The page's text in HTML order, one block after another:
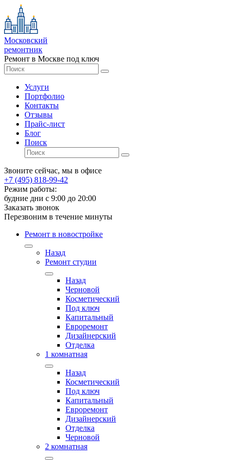
Московский
ремонтник
Ремонт в Москве под ключ
Услуги
Портфолио
Контакты
Отзывы
Прайс-лист
Блог
Поиск
Звоните сейчас, мы в офисе
+7 (495) 818-99-42
Режим работы:
будние дни с 9:00 до 20:00
Заказать звонок
Перезвоним в течение минуты
Ремонт в новостройке
Назад
Ремонт студии
Назад
Черновой
Косметический
Под ключ
Капитальный
Евроремонт
Дизайнерский
Отделка
1 комнатная
Назад
Косметический
Под ключ
Капитальный
Евроремонт
Дизайнерский
Отделка
Черновой
2 комнатная